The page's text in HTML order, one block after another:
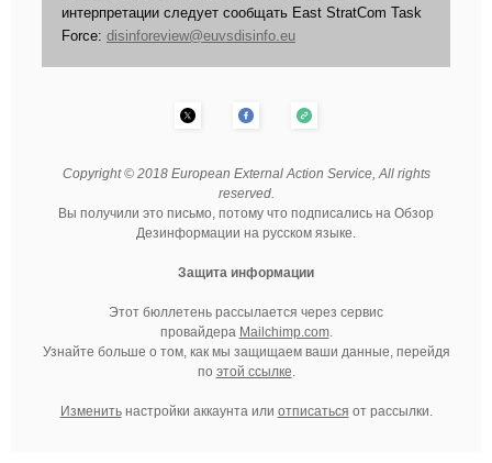
интерпретации следует сообщать East StratCom Task
Force: disinforeview@euvsdisinfo.eu
Copyright © 2018 European External Action Service, All rights
reserved.
Вы получили это письмо, потому что подписались на Обзор
Дезинформации на русском языке.
Защита информации
Этот бюллетень рассылается через сервис
провайдера Mailchimp.com.
Узнайте больше о том, как мы защищаем ваши данные, перейдя
по этой ссылке
Изменитьнастройки аккаунта или отписаться от рассылки.